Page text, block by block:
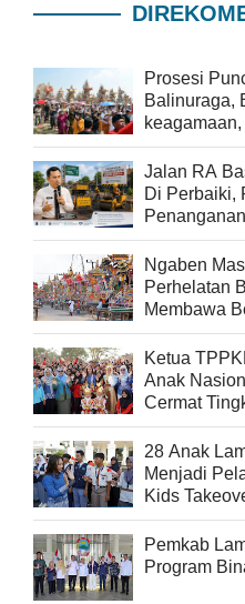
Prosesi
Balinuraga,
yang
Jalan RA
Di Perbaiki,
pelaksanaan
Ngaben
Perhelatan
Membawa
Ketua
Anak
Cermat
Generasi
28 Anak
Menjadi
Kids Takeover Di Hari Anak
2026
Pemkab
Program